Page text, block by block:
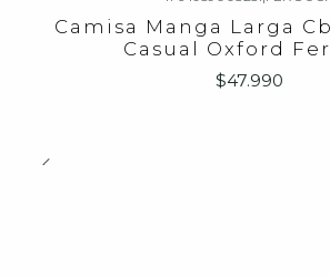
Camisa Manga Larga
Casual Oxford
$47.990